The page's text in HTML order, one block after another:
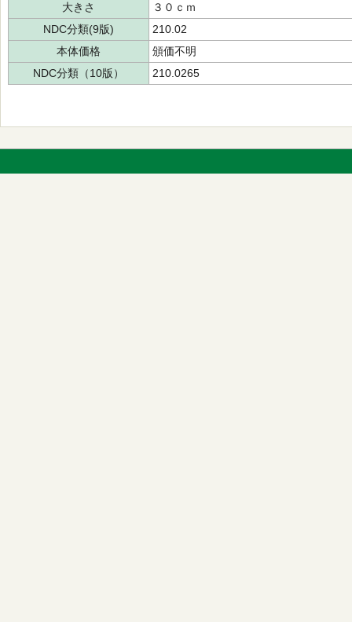
大きさ
３０ｃｍ
NDC分類(9版)
210.02
本体価格
頒価不明
NDC分類（10版）
210.0265